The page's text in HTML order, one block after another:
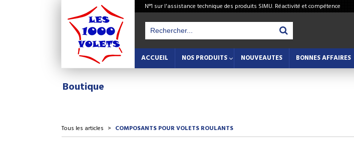
N°1 sur l'assistance technique des produits SIMU. Réactivité et compétence
ACCUEIL
NOS PRODUITS NOUVEAUTES BONNES AFFAIRES
Boutique
Tous les articles > COMPOSANTS POUR VOLETS ROULANTS